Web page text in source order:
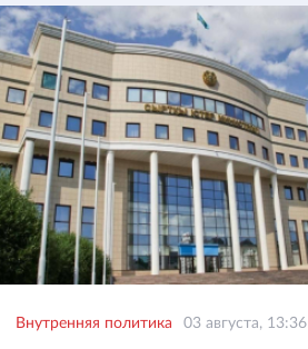
Внутренняя политика 03 августа, 13:36